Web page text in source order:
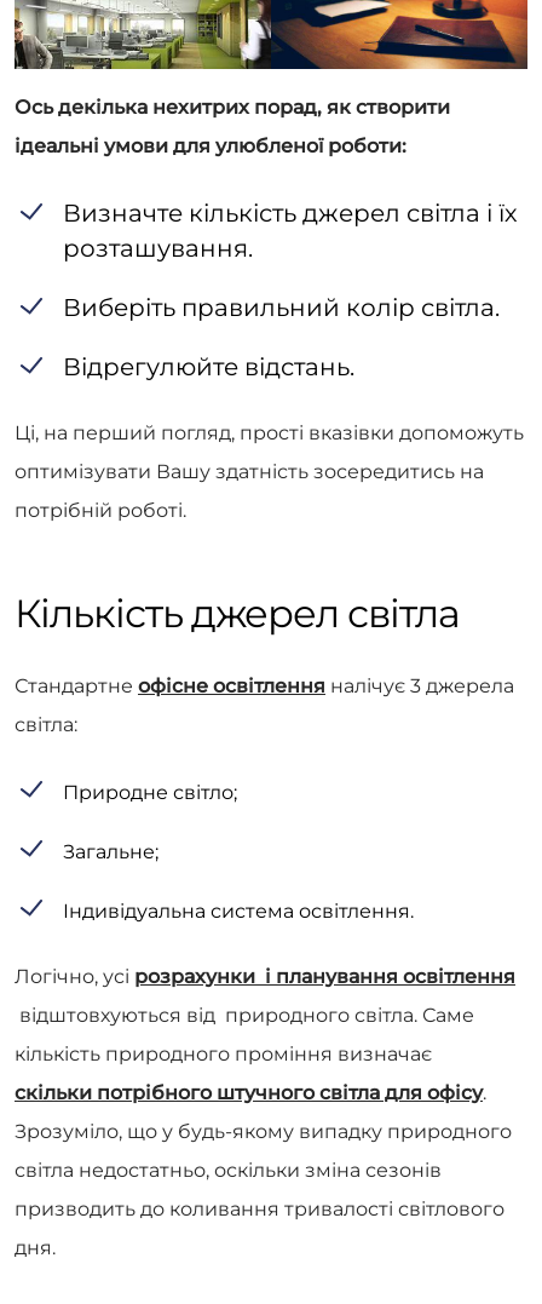
Ось декілька нехитрих порад, як створити
ідеальні умови для улюбленої роботи:
Визначте кількість джерел світла і їх
розташування.
Виберіть правильний колір світла.
Відрегулюйте відстань.
Ці, на перший погляд, прості вказівки допоможуть
оптимізувати Вашу здатність зосередитись на
потрібній роботі.
Кількість джерел світла
Стандартне офісне освітлення налічує 3 джерела
світла:
Природне світло;
Загальне;
Індивідуальна система освітлення.
Логічно, усі розрахунки і планування освітлення
відштовхуються від природного світла. Саме
кількість природного проміння визначає
скільки потрібного штучного світла для офісу.
Зрозуміло, що у будь-якому випадку природного
світла недостатньо, оскільки зміна сезонів
призводить до коливання тривалості світлового
дня.